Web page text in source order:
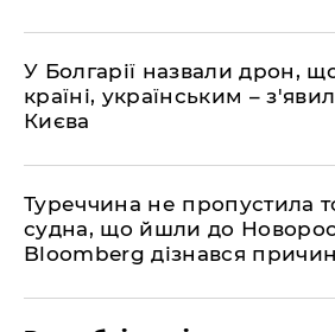
У Болгарії назвали дрон,
країні, українським –
Києва
Туреччина не пропустила
судна, що йшли до
Bloomberg дізнався